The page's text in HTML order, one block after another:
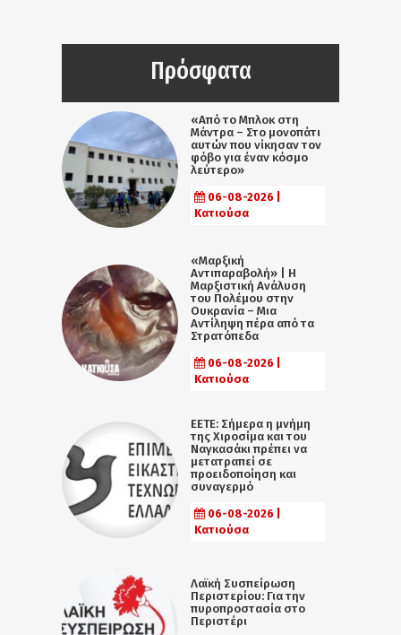
Πρόσφατα
«Από το Μπλοκ στη
Μάντρα – Στο μονοπάτι
αυτών που νίκησαν τον
φόβο για έναν κόσμο
λεύτερο»
06-08-2026 |
Κατιούσα
«Μαρξική
Αντιπαραβολή» | Η
Μαρξιστική Ανάλυση
του Πολέμου στην
Ουκρανία – Μια
Αντίληψη πέρα από τα
Στρατόπεδα
06-08-2026 |
Κατιούσα
ΕΕΤΕ: Σήμερα η μνήμη
της Χιροσίμα και του
Ναγκασάκι πρέπει να
μετατραπεί σε
προειδοποίηση και
συναγερμό
06-08-2026 |
Κατιούσα
Λαϊκή Συσπείρωση
Περιστερίου: Για την
πυροπροστασία στο
Περιστέρι